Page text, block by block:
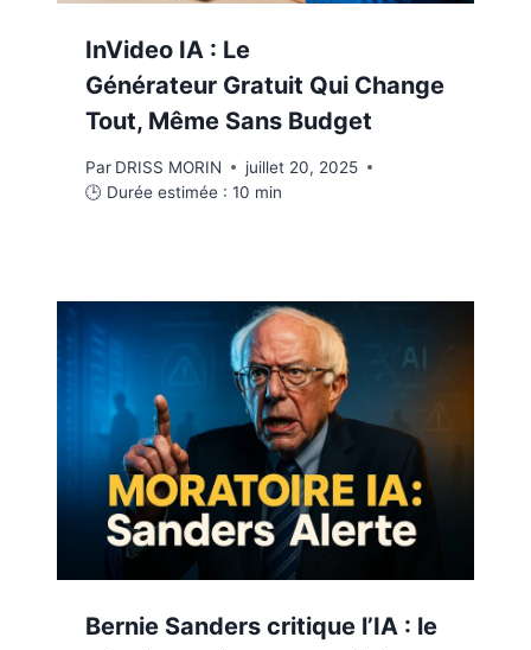
InVideo IA : Le
Générateur Gratuit Qui Change
Tout, Même Sans Budget
Par DRISS MORIN
juillet 20, 2025
🕒 Durée estimée : 10 min
Bernie Sanders critique l’IA : le